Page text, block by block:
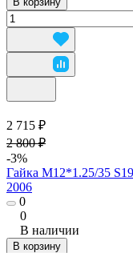
2 715 ₽
2 800 ₽
-3%
Гайка М12*1.25/35
2006
0
0
В наличии
В корзину